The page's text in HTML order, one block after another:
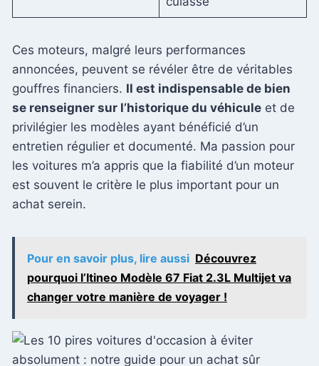
Ces moteurs, malgré leurs performances
annoncées, peuvent se révéler être de véritables
gouffres financiers. Il est indispensable de bien
se renseigner sur l’historique du véhicule et de
privilégier les modèles ayant bénéficié d’un
entretien régulier et documenté. Ma passion pour
les voitures m’a appris que la fiabilité d’un moteur
est souvent le critère le plus important pour un
achat serein.
Pour en savoir plus, lire aussi Découvrez
pourquoi l’Itineo Modèle 67 Fiat 2.3L Multijet va
changer votre manière de voyager !